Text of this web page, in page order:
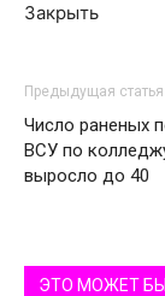
Закрыть
Предыдущая статья
Число раненых
ВСУ по
выросло до 40
ЭТО МОЖЕТ